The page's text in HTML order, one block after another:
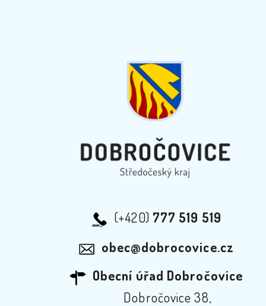
(+420) 777 519 519
obec@dobrocovice.cz
Obecní úřad Dobročovice
Dobročovice 38,